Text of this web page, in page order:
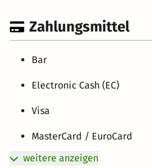
Zahlungsmittel
Bar
Electronic Cash (EC)
Visa
MasterCard / EuroCard
weitere anzeigen